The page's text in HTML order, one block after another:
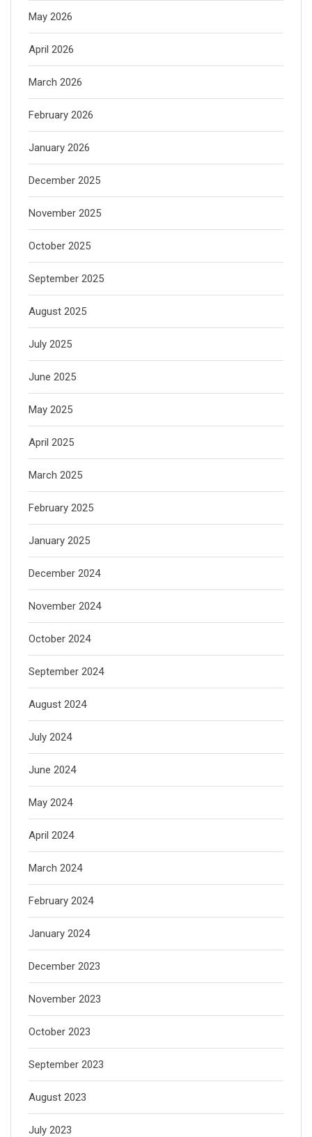
May 2026
April 2026
March 2026
February 2026
January 2026
December 2025
November 2025
October 2025
September 2025
August 2025
July 2025
June 2025
May 2025
April 2025
March 2025
February 2025
January 2025
December 2024
November 2024
October 2024
September 2024
August 2024
July 2024
June 2024
May 2024
April 2024
March 2024
February 2024
January 2024
December 2023
November 2023
October 2023
September 2023
August 2023
July 2023